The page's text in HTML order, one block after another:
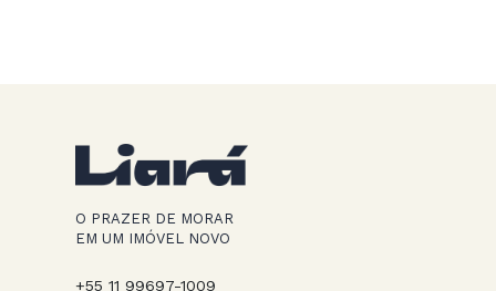
O PRAZER DE MORAR
EM UM IMÓVEL NOVO
+55 11 99697-1009